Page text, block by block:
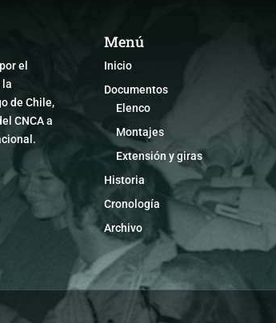
el
la
de Chile,
CNCA a
Menú
Inicio
Documentos
Elenco
Montajes
Extensión y giras
Historia
Cronología
Archivo